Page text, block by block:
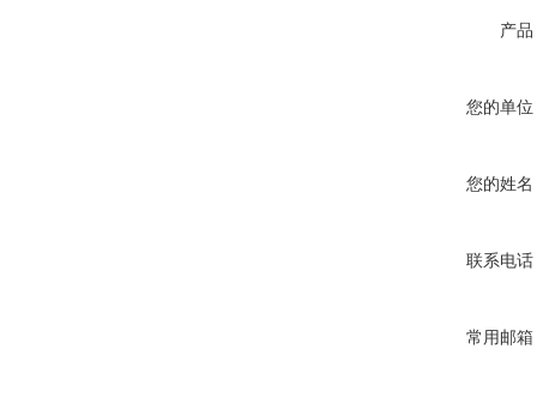
产品
您的单位
您的姓名
联系电话
常用邮箱